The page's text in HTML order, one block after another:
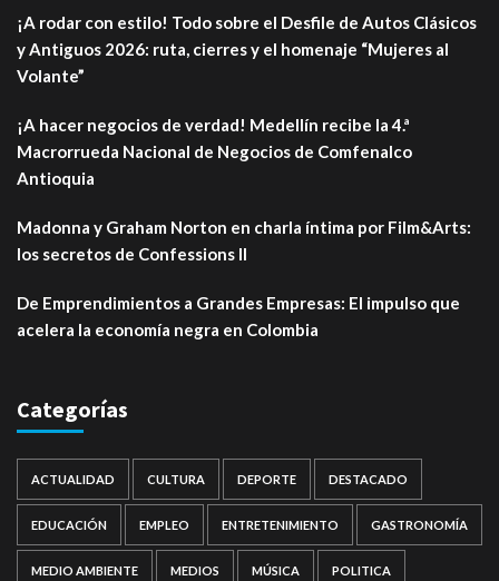
¡A rodar con estilo! Todo sobre el Desfile de Autos Clásicos
y Antiguos 2026: ruta, cierres y el homenaje “Mujeres al
Volante”
¡A hacer negocios de verdad! Medellín recibe la 4.ª
Macrorrueda Nacional de Negocios de Comfenalco
Antioquia
Madonna y Graham Norton en charla íntima por Film&Arts:
los secretos de Confessions II
De Emprendimientos a Grandes Empresas: El impulso que
acelera la economía negra en Colombia
Categorías
ACTUALIDAD CULTURA DEPORTE DESTACADO
EDUCACIÓN EMPLEO ENTRETENIMIENTO GASTRONOMÍA
MEDIO AMBIENTE MEDIOS MÚSICA POLITICA